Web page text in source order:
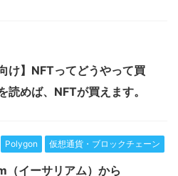
け】NFTってどうやって買
読めば、NFTが買えます。
Polygon 仮想通貨・ブロックチェーン
イーサリアム）から